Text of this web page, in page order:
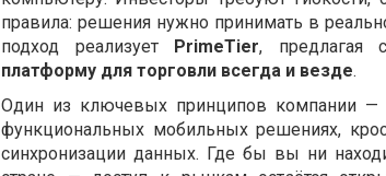
правила: решения нужно принимать в
подход реализует
PrimeTier, предлагая
платформу для торговли всегда и везде.
Один из ключевых принципов компании —
функциональных мобильных решениях,
синхронизации данных. Где бы вы ни